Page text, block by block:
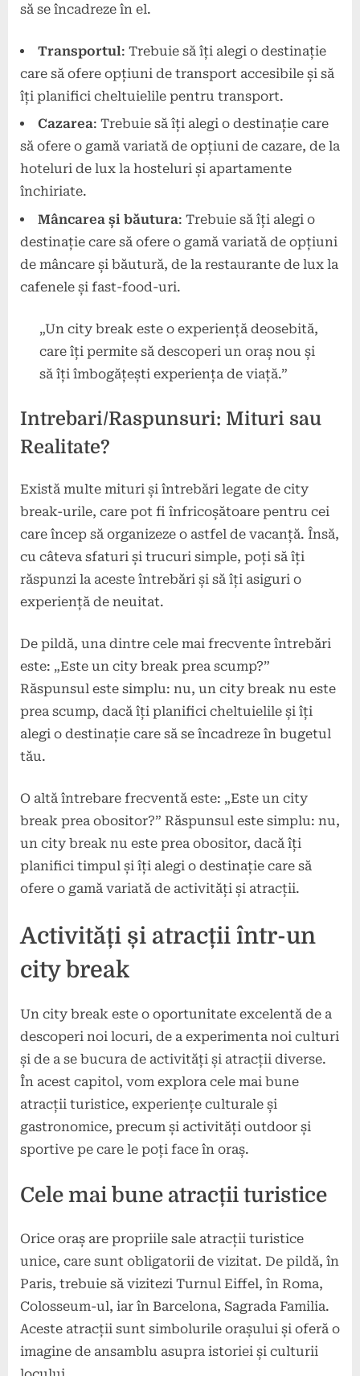
să se încadreze în el.
Transportul: Trebuie să îți alegi o destinație
care să ofere opțiuni de transport accesibile și să
îți planifici cheltuielile pentru transport.
Cazarea: Trebuie să îți alegi o destinație care
să ofere o gamă variată de opțiuni de cazare, de la
hoteluri de lux la hosteluri și apartamente
închiriate.
Mâncarea și băutura: Trebuie să îți alegi o
destinație care să ofere o gamă variată de opțiuni
de mâncare și băutură, de la restaurante de lux la
cafenele și fast-food-uri.
„Un city break este o experiență deosebită,
care îți permite să descoperi un oraș nou și
să îți îmbogățești experiența de viață.”
Intrebari/Raspunsuri: Mituri sau
Realitate?
Există multe mituri și întrebări legate de city
break-urile, care pot fi înfricoșătoare pentru cei
care încep să organizeze o astfel de vacanță. Însă,
cu câteva sfaturi și trucuri simple, poți să îți
răspunzi la aceste întrebări și să îți asiguri o
experiență de neuitat.
De pildă, una dintre cele mai frecvente întrebări
este: „Este un city break prea scump?”
Răspunsul este simplu: nu, un city break nu este
prea scump, dacă îți planifici cheltuielile și îți
alegi o destinație care să se încadreze în bugetul
tău.
O altă întrebare frecventă este: „Este un city
break prea obositor?” Răspunsul este simplu: nu,
un city break nu este prea obositor, dacă îți
planifici timpul și îți alegi o destinație care să
ofere o gamă variată de activități și atracții.
Activități și atracții într-un
city break
Un city break este o oportunitate excelentă de a
descoperi noi locuri, de a experimenta noi culturi
și de a se bucura de activități și atracții diverse.
În acest capitol, vom explora cele mai bune
atracții turistice, experiențe culturale și
gastronomice, precum și activități outdoor și
sportive pe care le poți face în oraș.
Cele mai bune atracții turistice
Orice oraș are propriile sale atracții turistice
unice, care sunt obligatorii de vizitat. De pildă, în
Paris, trebuie să vizitezi Turnul Eiffel, în Roma,
Colosseum-ul, iar în Barcelona, Sagrada Familia.
Aceste atracții sunt simbolurile orașului și oferă o
imagine de ansamblu asupra istoriei și culturii